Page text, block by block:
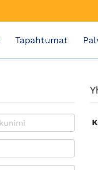
Tapahtumat